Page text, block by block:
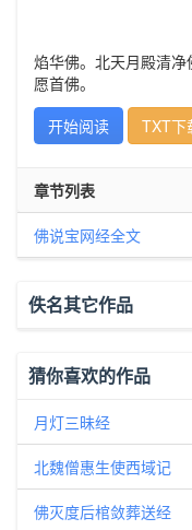
焰华佛。北天月殿清
愿首佛。
开始阅读
TXT下
章节列表
佛说宝网经全文
佚名其它作品
猜你喜欢的作品
月灯三昧经
北魏僧惠生使西域记
佛灭度后棺敛葬送经